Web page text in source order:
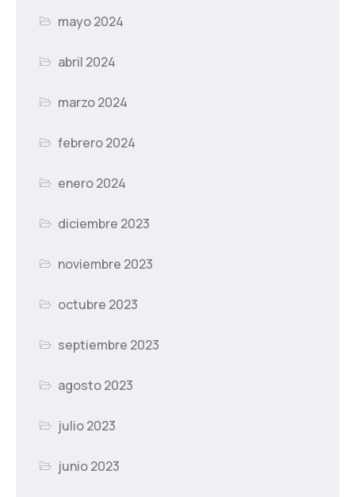
mayo 2024
abril 2024
marzo 2024
febrero 2024
enero 2024
diciembre 2023
noviembre 2023
octubre 2023
septiembre 2023
agosto 2023
julio 2023
junio 2023